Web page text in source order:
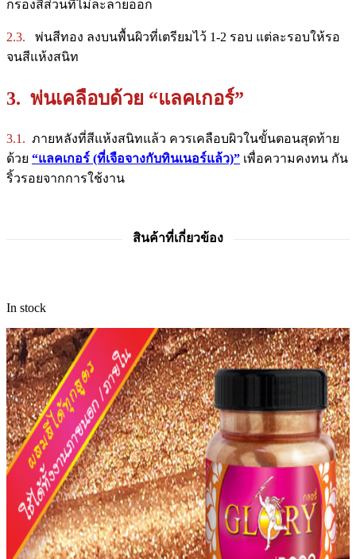
กรองสีส่วนที่ไม่ละลายออก
2.3. พ่นสีทอง ลงบนพื้นผิวที่เตรียมไว้ 1-2 รอบ แต่ละรอบให้รอ
จนสีแห้งสนิท
3. พ่นเคลือบด้วย “แลคเกอร์”
3.1. ภายหลังที่สีแห้งสนิทแล้ว ควรเคลือบผิวในขั้นตอนสุดท้าย
ด้วย “แลคเกอร์ (ที่เจือจางกับทินเนอร์แล้ว)” เพื่อความคงทน กัน
ริ้วรอยจากการใช้งาน
สินค้าที่เกี่ยวข้อง
In stock